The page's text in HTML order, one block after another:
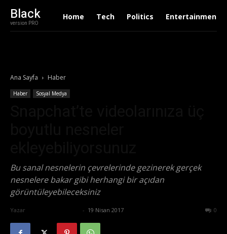
Black
version PRO
Home Tech Politics Entertainment
Ana Sayfa Haber
Haber Sosyal Medya
Bu sanal nesnelerin çevrelerinde gezinerek gerçek
nesnelere bakar gibi herhangi bir açıdan
görüntüleyebileceksiniz
Yazar - 19 Nisan 2017 0